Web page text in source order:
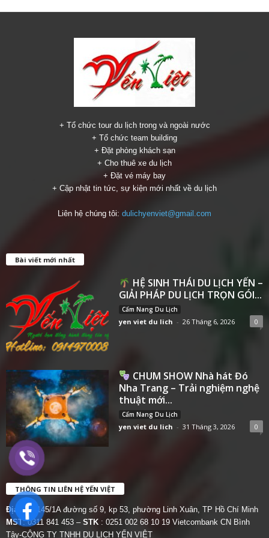
+ Tổ chức tour du lịch trong và ngoài nước
+ Tổ chức team building
+ Đặt phòng khách sạn
+ Cho thuê xe du lịch
+ Đặt vé máy bay
+ Cập nhật tin tức, sự kiện mới nhất về du lịch
Liên hệ chúng tôi: dulichyenviet@gmail.com
Bài viết mới nhất
HỆ SINH THÁI DU LỊCH YẾN –
GIẢI PHÁP DU LỊCH TRỌN GÓI...
Cẩm Nang Du Lịch
yen viet du lich - 26 Tháng 6, 2026 0
CHUM SHOW Nhà hát Đó
Nha Trang – Trải nghiệm nghệ
thuật mới...
Cẩm Nang Du Lịch
yen viet du lich - 31 Tháng 3, 2026 0
THÔNG TIN LIÊN HỆ YẾN VIỆT
Địa chỉ:
145/1A đường số 9, kp 53, phường Linh Xuân, TP Hồ Chí Minh
MST: 0311 841 453 – STK : 0251 002 68 10 19 Vietcombank CN Bình
Tây-CÔNG TY TNHH DU LỊCH YẾN VIỆT